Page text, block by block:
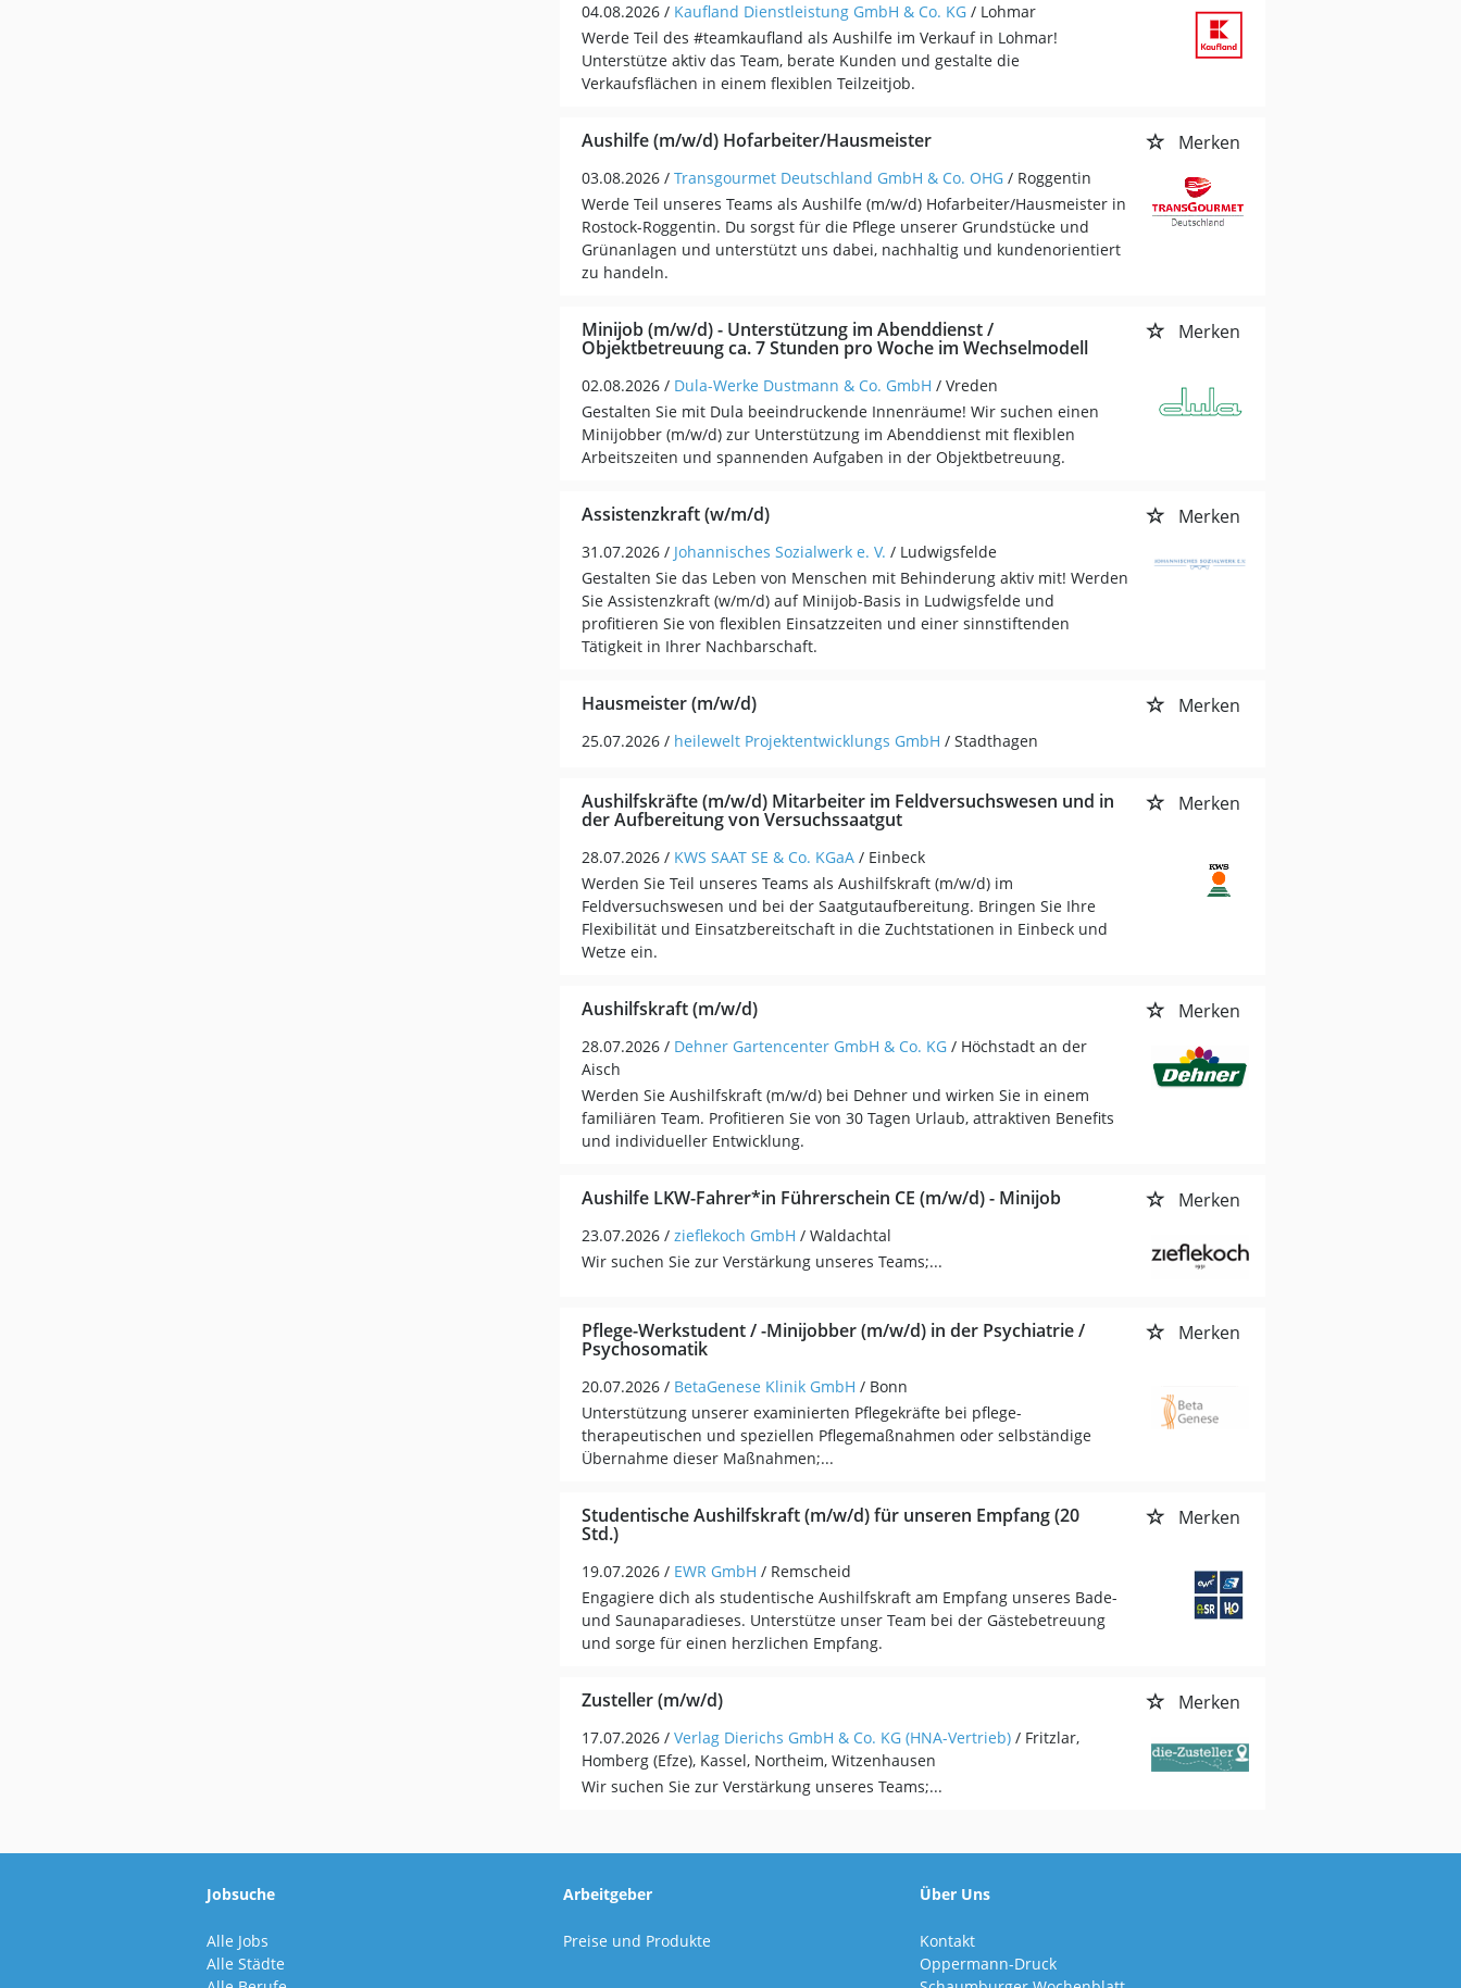
04.08.2026 / Kaufland Dienstleistung GmbH & Co. KG / Lohmar
Werde Teil des #teamkaufland als Aushilfe im Verkauf in Lohmar!
Unterstütze aktiv das Team, berate Kunden und gestalte die
Verkaufsflächen in einem flexiblen Teilzeitjob.
Aushilfe (m/w/d) Hofarbeiter/Hausmeister Merken
03.08.2026 / Transgourmet Deutschland GmbH & Co. OHG / Roggentin
Werde Teil unseres Teams als Aushilfe (m/w/d) Hofarbeiter/Hausmeister in
Rostock-Roggentin. Du sorgst für die Pflege unserer Grundstücke und
Grünanlagen und unterstützt uns dabei, nachhaltig und kundenorientiert
zu handeln.
Minijob (m/w/d) - Unterstützung im Abenddienst /
Objektbetreuung ca. 7 Stunden pro Woche im Wechselmodell
Merken
02.08.2026 / Dula-Werke Dustmann & Co. GmbH / Vreden
Gestalten Sie mit Dula beeindruckende Innenräume! Wir suchen einen
Minijobber (m/w/d) zur Unterstützung im Abenddienst mit flexiblen
Arbeitszeiten und spannenden Aufgaben in der Objektbetreuung.
Assistenzkraft (w/m/d) Merken
31.07.2026 / Johannisches Sozialwerk e. V. / Ludwigsfelde
Gestalten Sie das Leben von Menschen mit Behinderung aktiv mit! Werden
Sie Assistenzkraft (w/m/d) auf Minijob-Basis in Ludwigsfelde und
profitieren Sie von flexiblen Einsatzzeiten und einer sinnstiftenden
Tätigkeit in Ihrer Nachbarschaft.
Hausmeister (m/w/d) Merken
25.07.2026 / heilewelt Projektentwicklungs GmbH / Stadthagen
Aushilfskräfte (m/w/d) Mitarbeiter im Feldversuchswesen und in
der Aufbereitung von Versuchssaatgut
Merken
28.07.2026 / KWS SAAT SE & Co. KGaA / Einbeck
Werden Sie Teil unseres Teams als Aushilfskraft (m/w/d) im
Feldversuchswesen und bei der Saatgutaufbereitung. Bringen Sie Ihre
Flexibilität und Einsatzbereitschaft in die Zuchtstationen in Einbeck und
Wetze ein.
Aushilfskraft (m/w/d) Merken
28.07.2026 / Dehner Gartencenter GmbH & Co. KG / Höchstadt an der
Aisch
Werden Sie Aushilfskraft (m/w/d) bei Dehner und wirken Sie in einem
familiären Team. Profitieren Sie von 30 Tagen Urlaub, attraktiven Benefits
und individueller Entwicklung.
Aushilfe LKW-Fahrer*in Führerschein CE (m/w/d) - Minijob Merken
23.07.2026 / zieflekoch GmbH / Waldachtal
Wir suchen Sie zur Verstärkung unseres Teams;...
Pflege-Werkstudent / -Minijobber (m/w/d) in der Psychiatrie /
Psychosomatik
Merken
20.07.2026 / BetaGenese Klinik GmbH / Bonn
Unterstützung unserer examinierten Pflegekräfte bei pflege-
therapeutischen und speziellen Pflegemaßnahmen oder selbständige
Übernahme dieser Maßnahmen;...
Studentische Aushilfskraft (m/w/d) für unseren Empfang (20
Std.)
Merken
19.07.2026 / EWR GmbH / Remscheid
Engagiere dich als studentische Aushilfskraft am Empfang unseres Bade-
und Saunaparadieses. Unterstütze unser Team bei der Gästebetreuung
und sorge für einen herzlichen Empfang.
Zusteller (m/w/d) Merken
17.07.2026 / Verlag Dierichs GmbH & Co. KG (HNA-Vertrieb) / Fritzlar,
Homberg (Efze), Kassel, Northeim, Witzenhausen
Wir suchen Sie zur Verstärkung unseres Teams;...
Jobsuche
Alle Jobs
Alle Städte
Arbeitgeber
Preise und Produkte
Über Uns
Kontakt
Oppermann-Druck